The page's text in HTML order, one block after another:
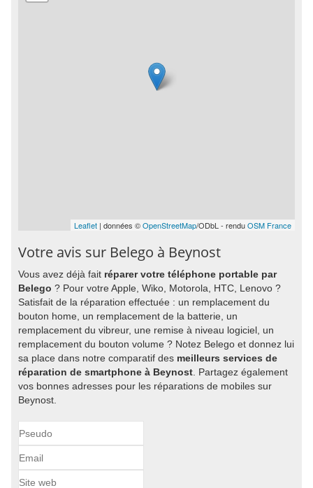
Leaflet | données ©OpenStreetMap/ODbL - renduOSM France
Votre avis sur Belego à Beynost
Vous avez déjà fait réparer votre téléphone portable par
Belego ? Pour votre Apple, Wiko, Motorola, HTC, Lenovo ?
Satisfait de la réparation effectuée : un remplacement du
bouton home, un remplacement de la batterie, un
remplacement du vibreur, une remise à niveau logiciel, un
remplacement du bouton volume ? Notez Belego et donnez lui
sa place dans notre comparatif des meilleurs services de
réparation de smartphone à Beynost . Partagez également
vos bonnes adresses pour les réparations de mobiles sur
Beynost.